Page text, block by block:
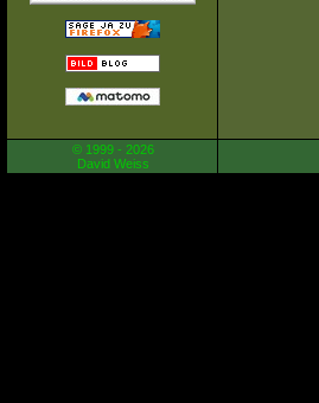
© 1999 - 2026
David Weiss